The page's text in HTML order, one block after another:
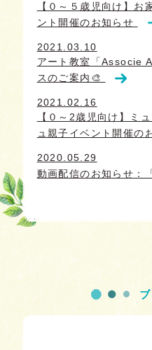
【０～５歳児向け】お
ント開催のお知らせ
2021.03.10
アート教室「Associe
スのご案内🎨
2021.02.16
【０～2歳児向け】ミ
ュ親子イベント開催の
2020.05.29
動画配信のお知らせ：